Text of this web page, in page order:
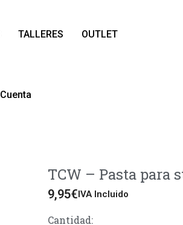
TALLERES OUTLET
Cuenta
TCW – Pasta para
9,95€IVA Incluido
Cantidad: